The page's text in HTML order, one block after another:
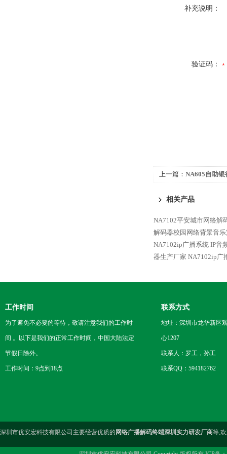
补充说明：
验证码：
上一篇： NA605自助
相关产品
NA7102平安城市网络解
解码器校园网络背景音
NA7102ip广播系统 IP音
器生产厂家 NA7102ip广
工作时间
为了避免不必要的等待，敬请注意我们的工作时
间 。以下是我们的正常工作时间，中国大陆法定
节假日除外。
工作时间：9点到18点
联系方式
地址：深圳市龙华新区
心1207
联系人：罗工，孙工
联系QQ：594182762
深圳市优安宏科技有限公司主要经营优质的 网络广播解码终端深圳实力研发厂商等,